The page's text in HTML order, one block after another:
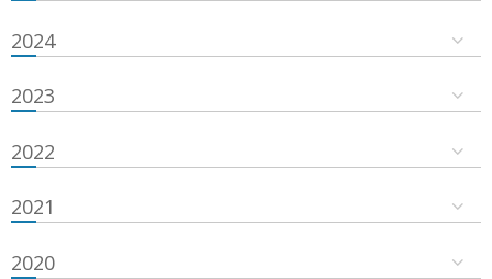
2024
2023
2022
2021
2020